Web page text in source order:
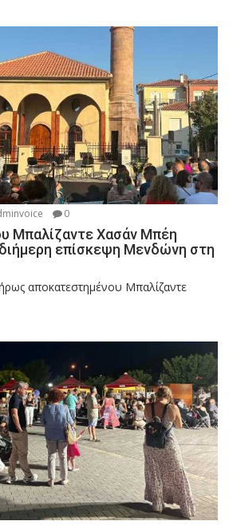
0
Μπαλίζαντε Χασάν Μπέη
επίσκεψη Μενδώνη στη
αποκατεστημένου Μπαλίζαντε